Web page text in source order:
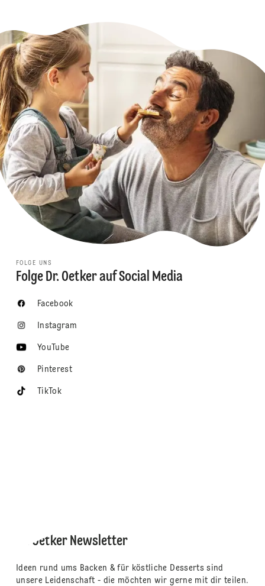
FOLGE UNS
Folge Dr. Oetker auf Social Media
Facebook
Instagram
YouTube
Pinterest
TikTok
Dr. Oetker Newsletter
Ideen rund ums Backen & für köstliche Desserts sind
unsere Leidenschaft - die möchten wir gerne mit dir teilen.